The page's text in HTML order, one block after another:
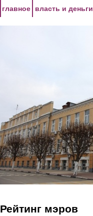
главное власть и деньги
Рейтинг мэров